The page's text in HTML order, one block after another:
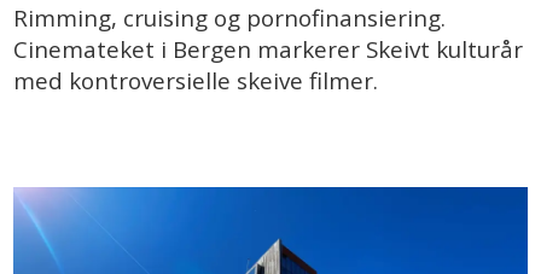
Rimming, cruising og pornofinansiering.
Cinemateket i Bergen markerer Skeivt kulturår
med kontroversielle skeive filmer.